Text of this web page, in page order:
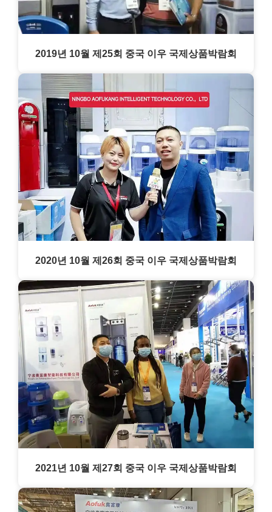
2019년 10월 제25회 중국 이우 국제상품박람회
2020년 10월 제26회 중국 이우 국제상품박람회
2021년 10월 제27회 중국 이우 국제상품박람회